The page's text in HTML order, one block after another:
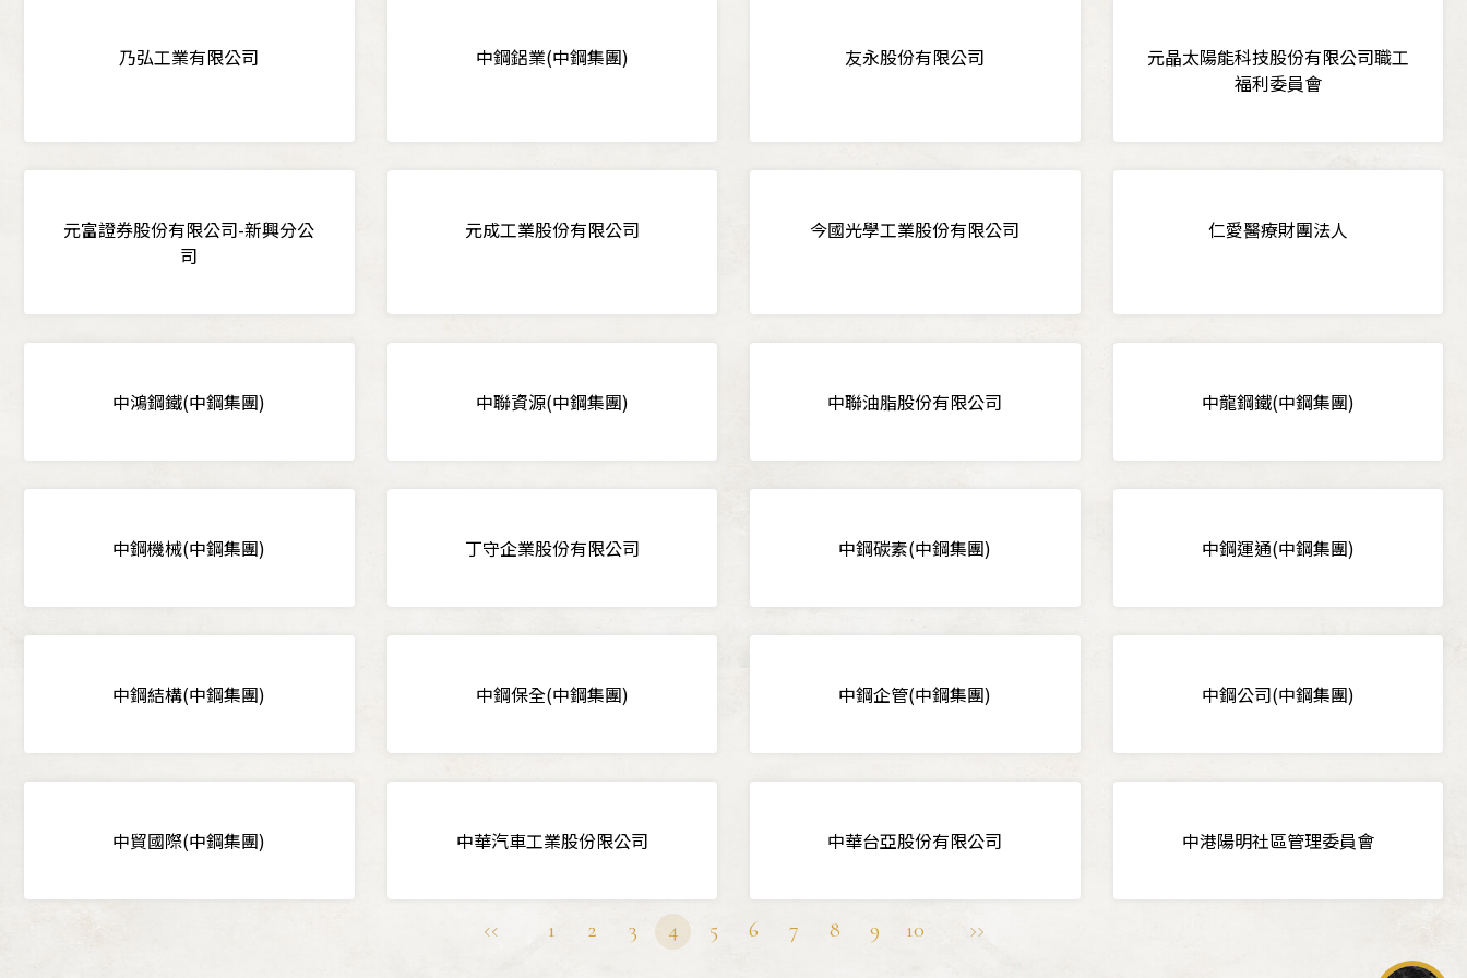
乃弘工業有限公司 中鋼鋁業(中鋼集團) 友永股份有限公司
元晶太陽能科技股份有限公司職工
福利委員會
元富證券股份有限公司-新興分公
司
元成工業股份有限公司 今國光學工業股份有限公司 仁愛醫療財團法人
中鴻鋼鐵(中鋼集團) 中聯資源(中鋼集團) 中聯油脂股份有限公司 中龍鋼鐵(中鋼集團)
中鋼機械(中鋼集團) 丁守企業股份有限公司 中鋼碳素(中鋼集團) 中鋼運通(中鋼集團)
中鋼結構(中鋼集團) 中鋼保全(中鋼集團) 中鋼企管(中鋼集團) 中鋼公司(中鋼集團)
中貿國際(中鋼集團) 中華汽車工業股份限公司 中華台亞股份有限公司 中港陽明社區管理委員會
1 2 3 4 5 6 7 8 9 10